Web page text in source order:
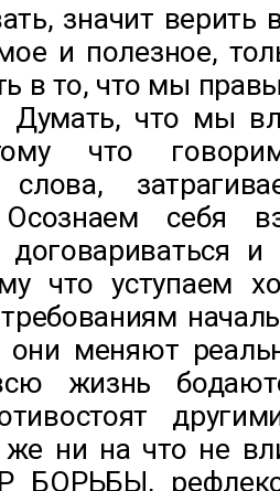
значит
и полезное,
в то, что мы
Думать, что мы
что
слова,
Осознаем себя
договариваться
что уступаем
они меняют
жизнь
же ни на что не
БОРЬБЫ,